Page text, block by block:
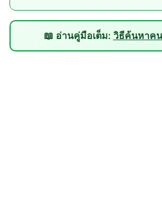
📖 อ่านคู่มือเต็ม: วิธีค้นหาค